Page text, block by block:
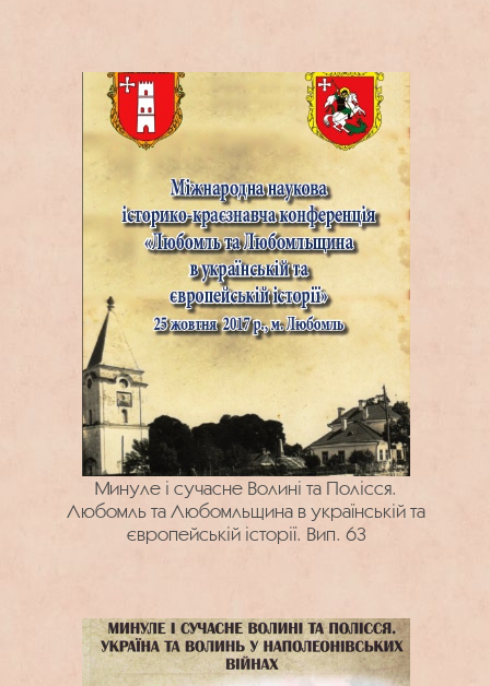
Минуле і сучасне Волині та Полісся.
Любомль та Любомльщина в українській та
європейській історії. Вип. 63